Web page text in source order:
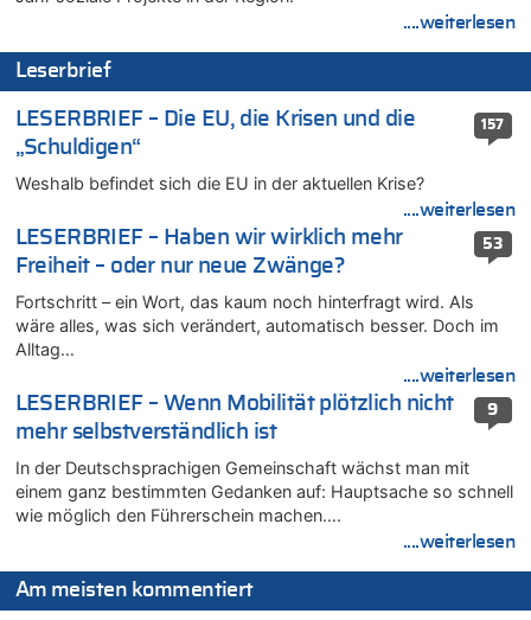
Zwölf Jahre nach Aachener Bankraub: 70-Jähriger gefasst
08.08.2026 - 20:17 von Russentrolle zu
Leipzig, Mechernich und die Frage: Wer steckt hinter den
Drohnen mit Strengstoff? War es Russland?
08.08.2026 - 20:16 von Dax zu
Wasserstand des Rheins in NRW so niedrig wie noch nie
Zweite Hitzewelle in diesem Sommer ist jetzt amtlich
08.08.2026 - 20:09 von Dax zu
Zweite Hitzewelle in diesem Sommer ist jetzt amtlich
08.08.2026 - 20:06 von Dax zu
Zweite Hitzewelle in diesem Sommer ist jetzt amtlich
Leipzig, Mechernich und die Frage: Wer steckt hinter den
Drohnen mit Strengstoff? War es Russland?
08.08.2026 - 18:48 von Marcel Scholzen Eimerscheid zu
Leipzig, Mechernich und die Frage: Wer steckt hinter den
Drohnen mit Strengstoff? War es Russland?
Leipzig, Mechernich und die Frage: Wer steckt hinter den
Drohnen mit Strengstoff? War es Russland?
....weiterlesen
Leserbrief
157
LESERBRIEF – Die EU, die Krisen und die
„Schuldigen“
Weshalb befindet sich die EU in der aktuellen Krise?
....weiterlesen
53
LESERBRIEF – Haben wir wirklich mehr
Freiheit – oder nur neue Zwänge?
Fortschritt – ein Wort, das kaum noch hinterfragt wird. Als
wäre alles, was sich verändert, automatisch besser. Doch im
Alltag…
....weiterlesen
9
LESERBRIEF – Wenn Mobilität plötzlich nicht
mehr selbstverständlich ist
In der Deutschsprachigen Gemeinschaft wächst man mit
einem ganz bestimmten Gedanken auf: Hauptsache so schnell
wie möglich den Führerschein machen….
....weiterlesen
Am meisten kommentiert